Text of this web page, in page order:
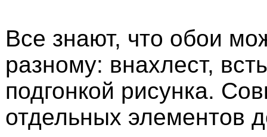
Все знают, что обои
разному: внахлест,
подгонкой рисунка.
отдельных элементов